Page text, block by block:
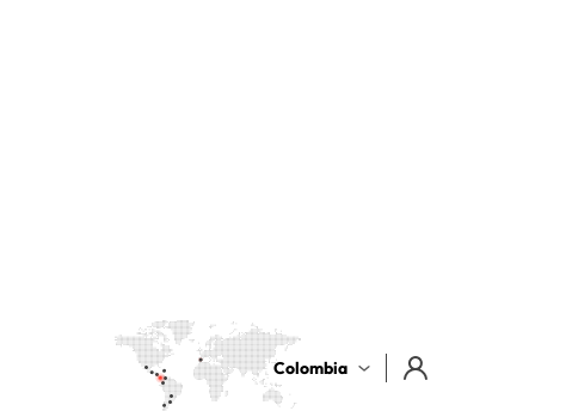
Colombia